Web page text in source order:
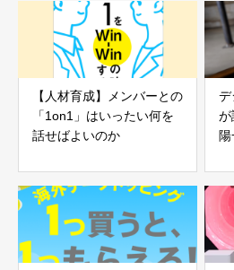
【人材育成】メンバーとの
「1on1」はいったい何を
話せばよいのか
デ
が
陽